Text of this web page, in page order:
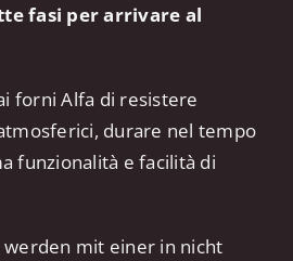
fasi per arrivare al
forni Alfa di resistere
durare nel tempo
funzionalità e facilità di
werden mit einer in nicht